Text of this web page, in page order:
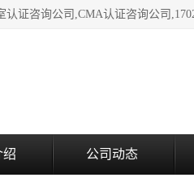
绍 公司动态